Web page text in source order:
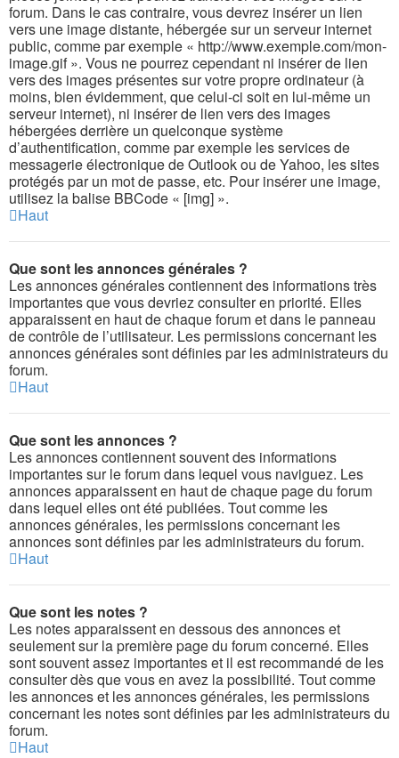
forum. Dans le cas contraire, vous devrez insérer un lien
vers une image distante, hébergée sur un serveur internet
public, comme par exemple « http://www.exemple.com/mon-
image.gif ». Vous ne pourrez cependant ni insérer de lien
vers des images présentes sur votre propre ordinateur (à
moins, bien évidemment, que celui-ci soit en lui-même un
serveur internet), ni insérer de lien vers des images
hébergées derrière un quelconque système
d’authentification, comme par exemple les services de
messagerie électronique de Outlook ou de Yahoo, les sites
protégés par un mot de passe, etc. Pour insérer une image,
utilisez la balise BBCode « [img] ».
Haut
Que sont les annonces générales ?
Les annonces générales contiennent des informations très
importantes que vous devriez consulter en priorité. Elles
apparaissent en haut de chaque forum et dans le panneau
de contrôle de l’utilisateur. Les permissions concernant les
annonces générales sont définies par les administrateurs du
forum.
Haut
Que sont les annonces ?
Les annonces contiennent souvent des informations
importantes sur le forum dans lequel vous naviguez. Les
annonces apparaissent en haut de chaque page du forum
dans lequel elles ont été publiées. Tout comme les
annonces générales, les permissions concernant les
annonces sont définies par les administrateurs du forum.
Haut
Que sont les notes ?
Les notes apparaissent en dessous des annonces et
seulement sur la première page du forum concerné. Elles
sont souvent assez importantes et il est recommandé de les
consulter dès que vous en avez la possibilité. Tout comme
les annonces et les annonces générales, les permissions
concernant les notes sont définies par les administrateurs du
forum.
Haut